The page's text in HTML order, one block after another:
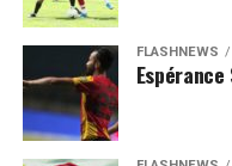
FLASHNEWS